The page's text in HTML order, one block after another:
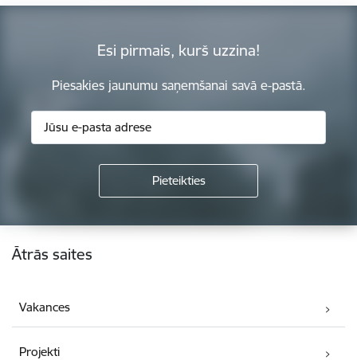
Esi pirmais, kurš uzzina!
Piesakies jaunumu saņemšanai savā e-pastā.
Kājene
Ātrās saites
Vakances
Projekti